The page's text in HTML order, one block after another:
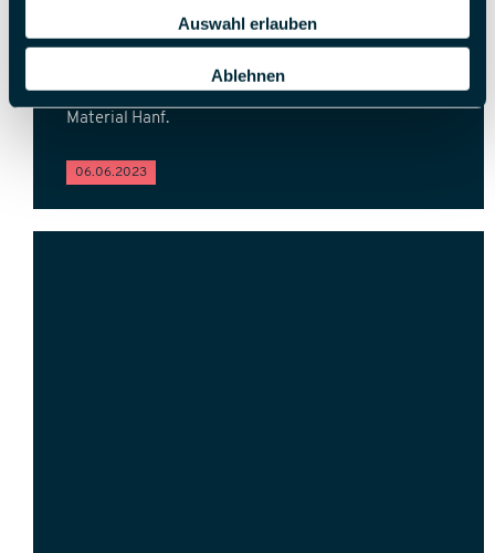
Auswahl erlauben
Ablehnen
Traditionsunternehmen LEKI Lenhart GmbH neue
Wege. Das familiengeführte Unternehmen wartet zur
Highlight auf – dem Hemp One Vario, dem ersten
Material Hanf.
06.06.2023